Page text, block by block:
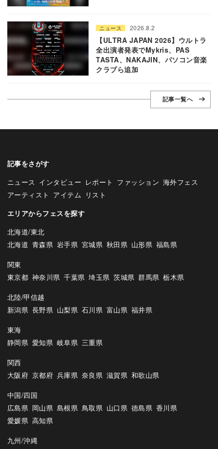
ニュース 2026.8.2
【ULTRA JAPAN 2026】ウルトラ
全出演者発表でMykris、PAS
TASTA、NAKAJIN、パソコン音楽
クラブら追加
記事一覧へ
記事をさがす
ニュース インタビュー レポート ファッション 海外フェス
アーティスト アイテム
リスト
エリアからフェスを探す
北海道/東北
北海道 青森県 岩手県 宮城県 秋田県 山形県 福島県
関東
東京都 神奈川県 千葉県 埼玉県 茨城県 群馬県 栃木県
北陸/甲信越
新潟県 長野県 山梨県 石川県 富山県 福井県
東海
静岡県 愛知県 岐阜県 三重県
関西
大阪府 京都府 兵庫県 奈良県 滋賀県 和歌山県
中国/四国
広島県 岡山県 島根県 鳥取県 山口県 徳島県 香川県
愛媛県 高知県
九州/沖縄